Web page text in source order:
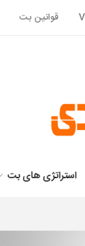
قوانین بت
استراتژی های بت